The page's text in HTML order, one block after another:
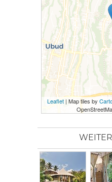
Leaflet | Map tiles by